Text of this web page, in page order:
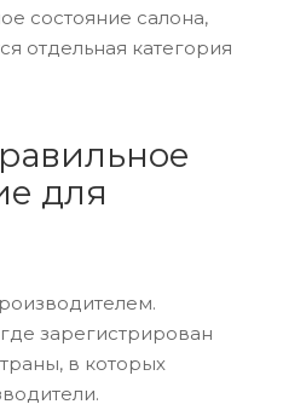
состояние салона,
отдельная категория
для
зарегистрирован
в которых